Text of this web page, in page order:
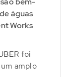
águas
Works
foi
amplo